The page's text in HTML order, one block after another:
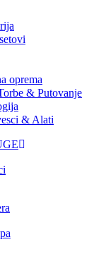
oprema
& Putovanje
& Alati